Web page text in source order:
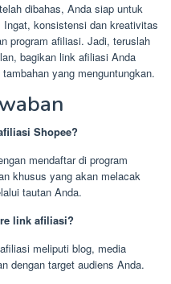
dibahas, Anda siap untuk
konsistensi dan kreativitas
program afiliasi. Jadi, teruslah
bagikan link afiliasi Anda
yang menguntungkan.
Shopee?
mendaftar di program
khusus yang akan melacak
tautan Anda.
link afiliasi?
meliputi blog, media
dengan target audiens Anda.